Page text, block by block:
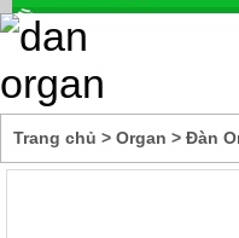
Organ
Trang chủ > Organ > Đàn